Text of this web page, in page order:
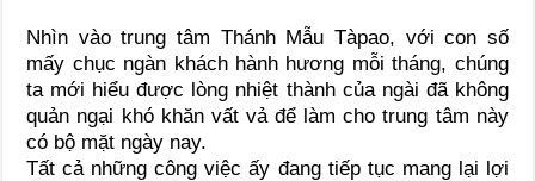
Nhìn vào trung tâm Thánh Mẫu Tàpao, với con số
mấy chục ngàn khách hành hương mỗi tháng, chúng
ta mới hiểu được lòng nhiệt thành của ngài đã không
quản ngại khó khăn vất vả để làm cho trung tâm này
có bộ mặt ngày nay.
Tất cả những công việc ấy đang tiếp tục mang lại lợi